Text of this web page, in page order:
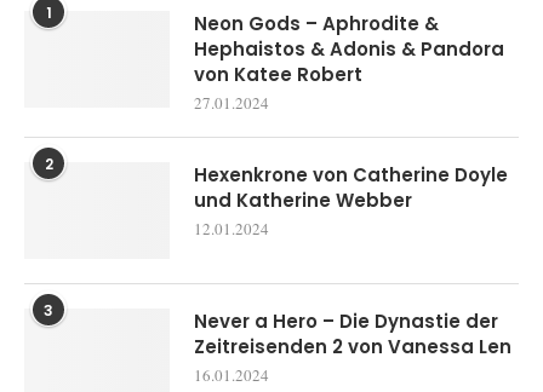
1
Neon Gods – Aphrodite &
Hephaistos & Adonis & Pandora
von Katee Robert
27.01.2024
2
Hexenkrone von Catherine Doyle
und Katherine Webber
12.01.2024
3
Never a Hero – Die Dynastie der
Zeitreisenden 2 von Vanessa Len
16.01.2024